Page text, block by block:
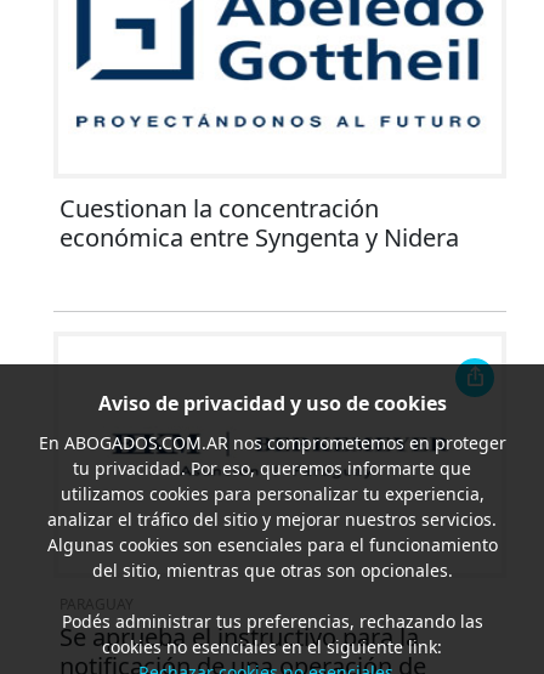
Cuestionan la concentración
económica entre Syngenta y Nidera
Se aprueba el instructivo para la
notificación de una operación de
Aviso de privacidad y uso de cookies
En ABOGADOS.COM.ARnos comprometemos en proteger
tu privacidad. Por eso, queremos informarte que
utilizamos cookies para personalizar tu experiencia,
analizar el tráfico del sitio y mejorar nuestros servicios.
Algunas cookies son esenciales para el funcionamiento
del sitio, mientras que otras son opcionales.
Podés administrar tus preferencias, rechazando las
cookies no esenciales en el siguiente link: